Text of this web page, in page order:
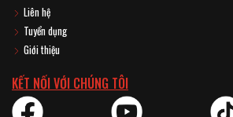
Liên hệ
Tuyển dụng
Giới thiệu
KẾT NỐI VỚI CHÚNG TÔI